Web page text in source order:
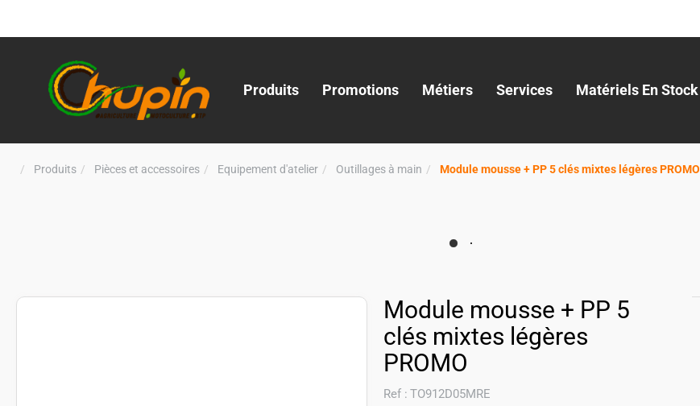
Produits Promotions Métiers Services Matériels En Stock
Produits Pièces et accessoires Equipement d'atelier Outillages à main Module mousse + PP 5 clés mixtes légères PROMO
Module mousse + PP 5
clés mixtes légères
PROMO
Ref : TO912D05MRE